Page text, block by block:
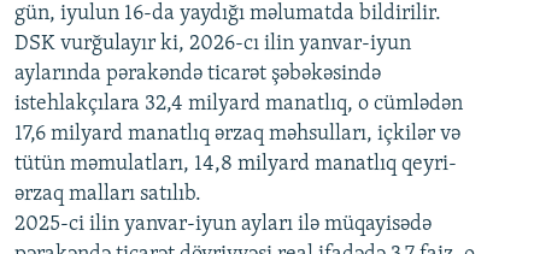
1080p
gün, iyulun 16-da yaydığı məlumatda bildirilir.
DSK vurğulayır ki, 2026-cı ilin yanvar-iyun
aylarında pərakəndə ticarət şəbəkəsində
istehlakçılara 32,4 milyard manatlıq, o cümlədən
17,6 milyard manatlıq ərzaq məhsulları, içkilər və
tütün məmulatları, 14,8 milyard manatlıq qeyri-
ərzaq malları satılıb.
2025-ci ilin yanvar-iyun ayları ilə müqayisədə